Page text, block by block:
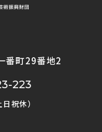
番町29番地2
223
祝休）